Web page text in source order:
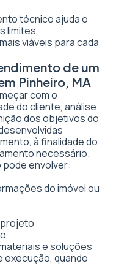
técnico ajuda o
limites,
viáveis para cada
de um
Pinheiro, MA
com o
do cliente, análise
dos objetivos do
à finalidade do
necessário.
envolver:
do imóvel ou
e soluções
execução, quando